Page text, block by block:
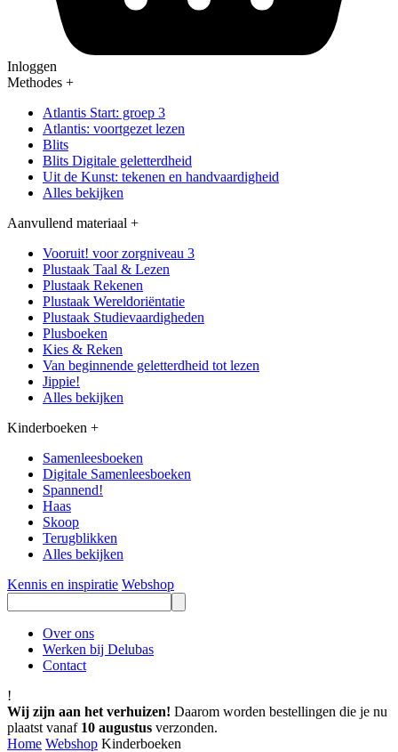
Inloggen
Methodes +
Atlantis Start: groep 3
Atlantis: voortgezet lezen
Blits
Blits Digitale geletterdheid
Uit de Kunst: tekenen en handvaardigheid
Alles bekijken
Aanvullend materiaal +
Vooruit! voor zorgniveau 3
Plustaak Taal & Lezen
Plustaak Rekenen
Plustaak Wereldoriëntatie
Plustaak Studievaardigheden
Plusboeken
Kies & Reken
Van beginnende geletterdheid tot lezen
Jippie!
Alles bekijken
Kinderboeken +
Samenleesboeken
Digitale Samenleesboeken
Spannend!
Haas
Skoop
Terugblikken
Alles bekijken
Kennis en inspiratie Webshop
Over ons
Werken bij Delubas
Contact
!
Wij zijn aan het verhuizen! Daarom worden bestellingen die je nu
plaatst vanaf 10 augustus verzonden.
Home Webshop Kinderboeken